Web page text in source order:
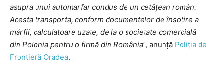
asupra unui automarfar condus de un cetăţean român.
Acesta transporta, conform documentelor de însoțire a
mărfii, calculatoare uzate, de la o societate comercială
din Polonia pentru o firmă din România”, anunță Poliția de
Frontieră Oradea.